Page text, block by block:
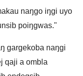
naŋgo iŋgi uyo
poiŋgwas."
gargekoba naŋgi
qaji a ombla